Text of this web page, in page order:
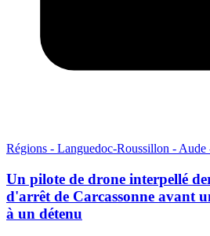
Régions - Languedoc-Roussillon - Aude
Un pilote de drone interpellé
d'arrêt de Carcassonne avant
à un détenu